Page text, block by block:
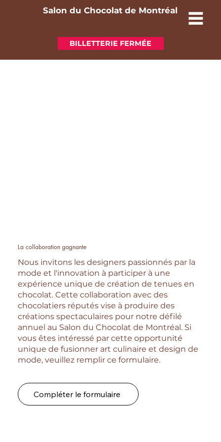
Salon du Chocolat de Montréal
BILLETTERIE FERMÉE
La collaboration gagnante
Nous invitons les designers passionnés par la
mode et l'innovation à participer à une
expérience unique de création de tenues en
chocolat. Cette collaboration avec des
chocolatiers réputés vise à produire des
créations spectaculaires pour notre défilé
annuel au Salon du Chocolat de Montréal. Si
vous êtes intéressé par cette opportunité
unique de fusionner art culinaire et design de
mode, veuillez remplir ce formulaire.
Compléter le formulaire